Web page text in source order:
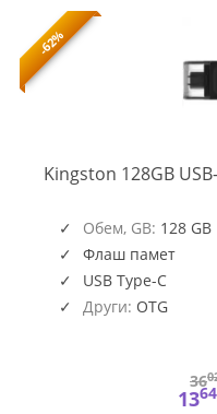
-62%
Kingston 128GB
Обем, GB: 128 GB
Флаш памет
USB Type-C
Други: OTG
36
1364